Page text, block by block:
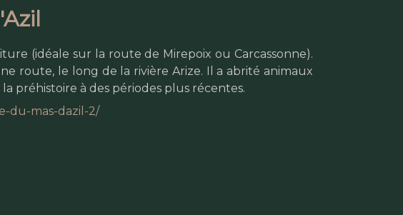
(idéale sur la route de Mirepoix ou Carcassonne).
route, le long de la rivière Arize. Il a abrité animaux
préhistoire à des périodes plus récentes.
du-mas-dazil-2/